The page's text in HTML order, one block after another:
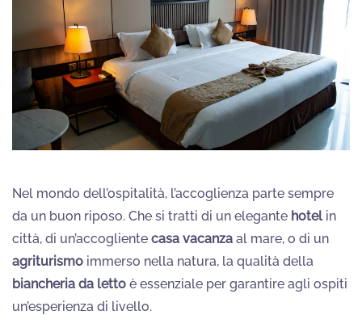
Nel mondo dell’ospitalità, l’accoglienza parte sempre
da un buon riposo. Che si tratti di un elegante hotel in
città, di un’accogliente casa vacanza al mare, o di un
agriturismo immerso nella natura, la qualità della
biancheria da letto è essenziale per garantire agli ospiti
un’esperienza di livello.